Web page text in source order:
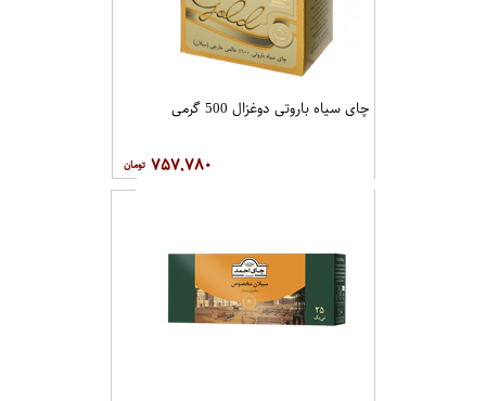
چای سیاه باروتی دوغزال 500 گرمی
۷۵۷,۷۸۰